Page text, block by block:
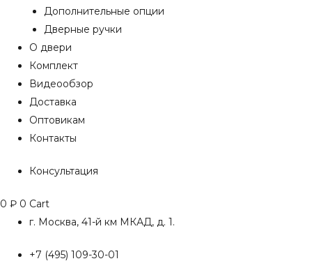
Дополнительные опции
Дверные ручки
О двери
Комплект
Видеообзор
Доставка
Оптовикам
Контакты
Консультация
0 ₽ 0 Cart
г. Москва, 41-й км МКАД, д. 1.
+7 (495) 109-30-01